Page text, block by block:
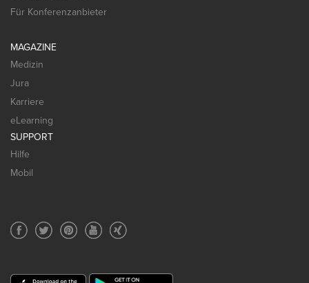
Für Konferenzanbieter
MAGAZINE
Medizin
Jura
Karriere
eLearning
SUPPORT
Hilfe
Mobil